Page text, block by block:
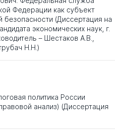
Федерации как субъект
(Диссертация на
экономических наук, г.
– Шестаков А.В.,
Н.Н.)
политика России
анализ) (Диссертация